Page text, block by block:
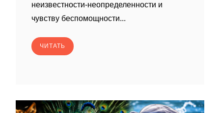
неизвестности-неопределенности и
чувству беспомощности...
ЧИТАТЬ